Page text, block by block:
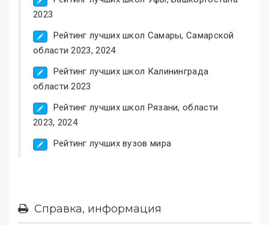
2023
Рейтинг лучших школ Самары, Самарской
области 2023, 2024
Рейтинг лучших школ Калининграда
области 2023
Рейтинг лучших школ Рязани, области
2023, 2024
Рейтинг лучших вузов мира
Справка, информация